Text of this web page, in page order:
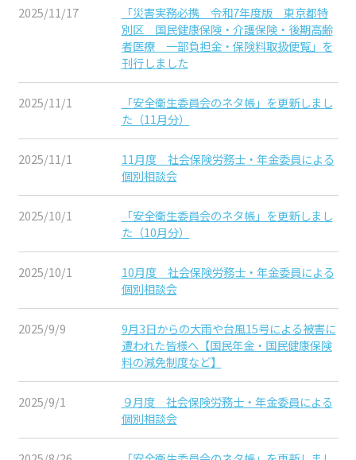
2025/11/17
「災害実務必携 令和7年度版 東京都特
別区 国民健康保険・介護保険・後期高齢
者医療 一部負担金・保険料取扱便覧」を
刊行しました
2025/11/1
「安全衛生委員会のネタ帳」を更新しまし
た（11月分）
2025/11/1
11月度 社会保険労務士・年金委員による
個別相談会
2025/10/1
「安全衛生委員会のネタ帳」を更新しまし
た（10月分）
2025/10/1
10月度 社会保険労務士・年金委員による
個別相談会
2025/9/9
9月3日からの大雨や台風15号による被害に
遭われた皆様へ【国民年金・国民健康保険
料の減免制度など】
2025/9/1
９月度 社会保険労務士・年金委員による
個別相談会